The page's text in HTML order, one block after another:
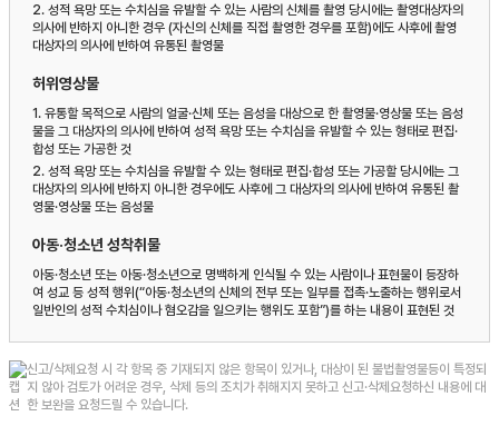
2. 성적 욕망 또는 수치심을 유발할 수 있는 사람의 신체를 촬영 당시에는 촬영대상자의
의사에 반하지 아니한 경우 (자신의 신체를 직접 촬영한 경우를 포함)에도 사후에 촬영
대상자의 의사에 반하여 유통된 촬영물
허위영상물
1. 유통할 목적으로 사람의 얼굴·신체 또는 음성을 대상으로 한 촬영물·영상물 또는 음성
물을 그 대상자의 의사에 반하여 성적 욕망 또는 수치심을 유발할 수 있는 형태로 편집·
합성 또는 가공한 것
2. 성적 욕망 또는 수치심을 유발할 수 있는 형태로 편집·합성 또는 가공할 당시에는 그
대상자의 의사에 반하지 아니한 경우에도 사후에 그 대상자의 의사에 반하여 유통된 촬
영물·영상물 또는 음성물
아동·청소년 성착취물
아동·청소년 또는 아동·청소년으로 명백하게 인식될 수 있는 사람이나 표현물이 등장하
여 성교 등 성적 행위(“아동·청소년의 신체의 전부 또는 일부를 접촉·노출하는 행위로서
일반인의 성적 수치심이나 혐오감을 일으키는 행위도 포함”)를 하는 내용이 표현된 것
신고/삭제요청 시 각 항목 중 기재되지 않은 항목이 있거나, 대상이 된 불법촬영물등이 특정되
지 않아 검토가 어려운 경우, 삭제 등의 조치가 취해지지 못하고 신고·삭제요청하신 내용에 대
한 보완을 요청드릴 수 있습니다.